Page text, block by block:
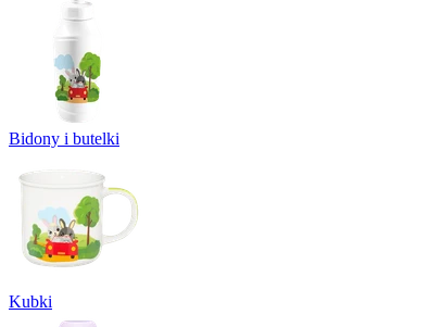
Bidony i butelki
Kubki